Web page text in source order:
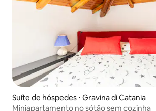
Suíte de hóspedes ⋅ Gravina di Catania
Miniapartamento no sótão sem cozinha